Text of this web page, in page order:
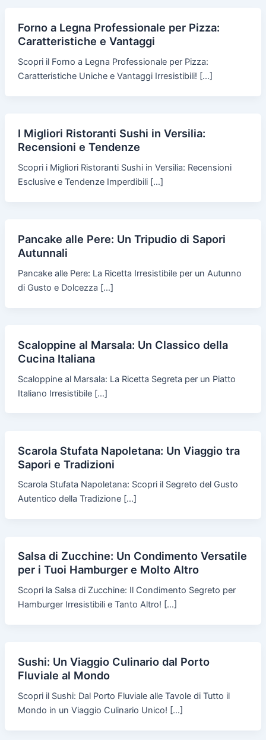
Forno a Legna Professionale per Pizza:
Caratteristiche e Vantaggi
Scopri il Forno a Legna Professionale per Pizza:
Caratteristiche Uniche e Vantaggi Irresistibili! […]
I Migliori Ristoranti Sushi in Versilia:
Recensioni e Tendenze
Scopri i Migliori Ristoranti Sushi in Versilia: Recensioni
Esclusive e Tendenze Imperdibili […]
Pancake alle Pere: Un Tripudio di Sapori
Autunnali
Pancake alle Pere: La Ricetta Irresistibile per un Autunno
di Gusto e Dolcezza […]
Scaloppine al Marsala: Un Classico della
Cucina Italiana
Scaloppine al Marsala: La Ricetta Segreta per un Piatto
Italiano Irresistibile […]
Scarola Stufata Napoletana: Un Viaggio tra
Sapori e Tradizioni
Scarola Stufata Napoletana: Scopri il Segreto del Gusto
Autentico della Tradizione […]
Salsa di Zucchine: Un Condimento Versatile
per i Tuoi Hamburger e Molto Altro
Scopri la Salsa di Zucchine: Il Condimento Segreto per
Hamburger Irresistibili e Tanto Altro! […]
Sushi: Un Viaggio Culinario dal Porto
Fluviale al Mondo
Scopri il Sushi: Dal Porto Fluviale alle Tavole di Tutto il
Mondo in un Viaggio Culinario Unico! […]